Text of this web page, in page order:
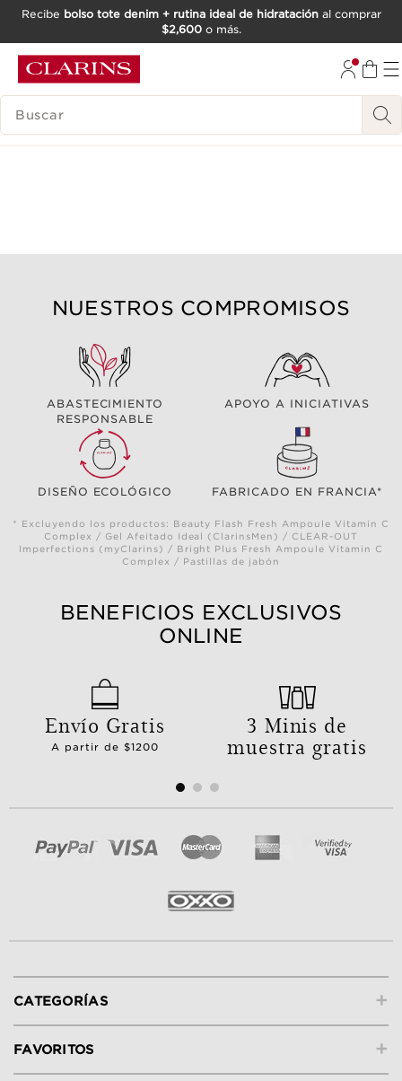
IR AL PIE DE PÁGINA
Recibe bolso tote denim + rutina ideal de hidrataciónal comprar
$2,600o más.
BUSCAR
NUESTROS COMPROMISOS
ABASTECIMIENTO
RESPONSABLE
APOYO A INICIATIVAS
DISEÑO ECOLÓGICO FABRICADO EN FRANCIA*
* Excluyendo los productos: Beauty Flash Fresh Ampoule Vitamin C
Complex / Gel Afeitado Ideal (ClarinsMen) / CLEAR-OUT
Imperfections (myClarins) / Bright Plus Fresh Ampoule Vitamin C
Complex / Pastillas de jabón
BENEFICIOS EXCLUSIVOS
ONLINE
Envío Gratis
A partir de $1200
3 Minis de
muestra gratis
+
CATEGORÍAS
+
FAVORITOS